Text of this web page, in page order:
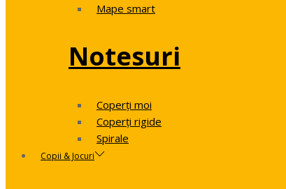
Mape smart
Notesuri
Coperți moi
Coperți rigide
Spirale
Copii & Jocuri